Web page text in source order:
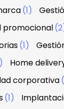
(1)
promocional
(1)
Home
corporativa
(1)